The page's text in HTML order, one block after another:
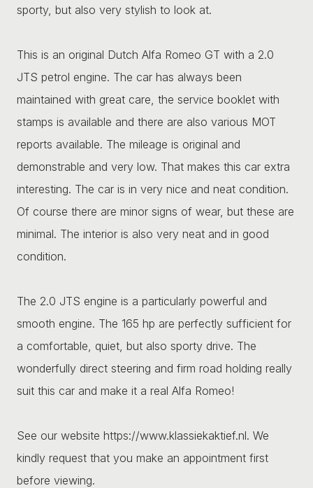
sporty, but also very stylish to look at.
This is an original Dutch Alfa Romeo GT with a 2.0
JTS petrol engine. The car has always been
maintained with great care, the service booklet with
stamps is available and there are also various MOT
reports available. The mileage is original and
demonstrable and very low. That makes this car extra
interesting. The car is in very nice and neat condition.
Of course there are minor signs of wear, but these are
minimal. The interior is also very neat and in good
condition.
The 2.0 JTS engine is a particularly powerful and
smooth engine. The 165 hp are perfectly sufficient for
a comfortable, quiet, but also sporty drive. The
wonderfully direct steering and firm road holding really
suit this car and make it a real Alfa Romeo!
See our website https://www.klassiekaktief.nl. We
kindly request that you make an appointment first
before viewing.